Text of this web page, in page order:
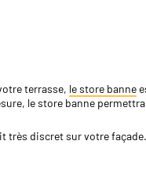
terrasse, le store banne
le store banne
très discret sur votre façade.